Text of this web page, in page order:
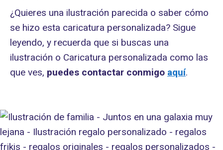
¿Quieres una ilustración parecida o saber cómo
se hizo esta caricatura personalizada? Sigue
leyendo, y recuerda que si buscas una
ilustración o Caricatura personalizada como las
que ves, puedes contactar conmigo aquí.